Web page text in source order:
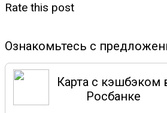
Rate this post
Ознакомьтесь с
Карта с кэшбэком
Росбанке